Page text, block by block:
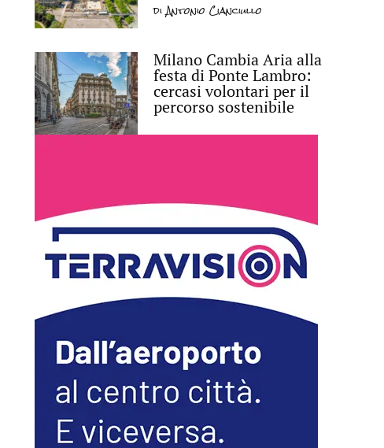
diAntonio Cianciullo
Milano Cambia Aria alla
festa di Ponte Lambro:
cercasi volontari per il
percorso sostenibile